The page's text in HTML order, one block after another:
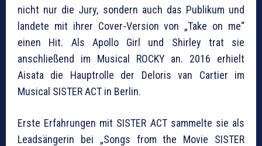
nicht nur die Jury, sondern auch das Publikum und
landete mit ihrer Cover-Version von „Take on me“
einen Hit. Als Apollo Girl und Shirley trat sie
anschließend im Musical ROCKY an. 2016 erhielt
Aisata die Hauptrolle der Deloris van Cartier im
Musical SISTER ACT in Berlin.
Erste Erfahrungen mit SISTER ACT sammelte sie als
Leadsängerin bei „Songs from the Movie SISTER